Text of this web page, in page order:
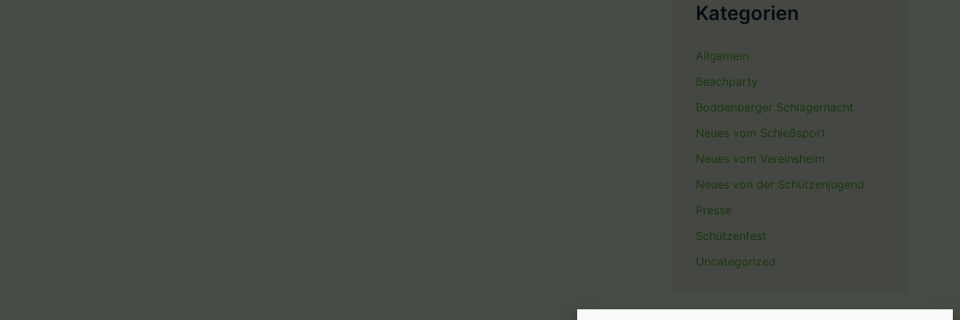
Kategorien
Allgemein
Beachparty
Boddenberger Schlagernacht
Neues vom Schießsport
Neues vom Vereinsheim
Neues von der Schützenjugend
Presse
Schützenfest
Uncategorized